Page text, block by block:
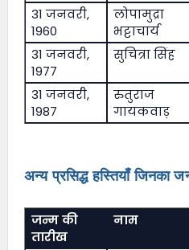
31 जनवरी,
1960
लोपामुद्रा
भट्टाचार्य
31 जनवरी,
1977
सुचित्रा सिंह
31 जनवरी,
1987
रुतुराज
गायकवाड़
अन्य प्रसिद्ध हस्तियाँ जिनका
जन्म की
तारीख
नाम